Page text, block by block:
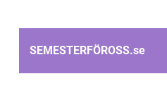
SEMESTERFÖROSS.se